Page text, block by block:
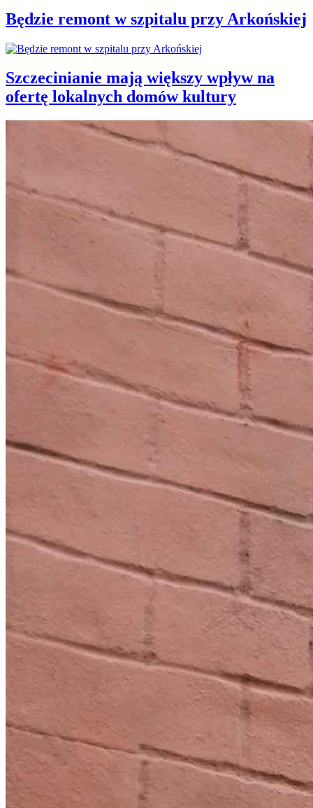
Będzie remont w szpitalu przy Arkońskiej
Szczecinianie mają większy wpływ na
ofertę lokalnych domów kultury